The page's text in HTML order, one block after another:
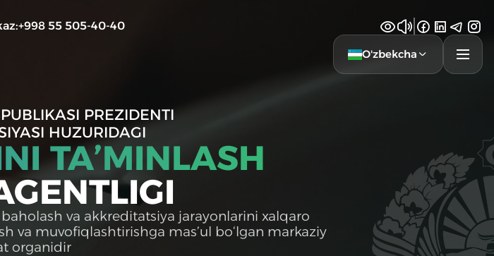
:+998 55 505-40-40
O'zbekcha
PREZIDENTI
HUZURIDAGI
TA’MINLASH
va akkreditatsiya jarayonlarini xalqaro
va muvofiqlashtirishga mas’ul bo‘lgan markaziy
organidir